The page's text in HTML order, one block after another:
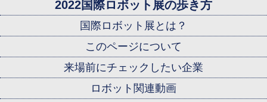
2022国際ロボット展の歩き方
国際ロボット展とは？
このページについて
来場前にチェックしたい企業
ロボット関連動画